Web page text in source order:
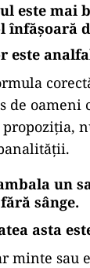
este mai
înfășoară
este
de oameni
un
sânge.
asta
minte sau